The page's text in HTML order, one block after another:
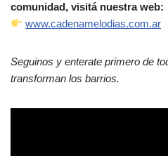
comunidad, visitá nuestra web:
www.cadenamelodias.com.ar
Seguinos y enterate primero de
transforman los barrios.